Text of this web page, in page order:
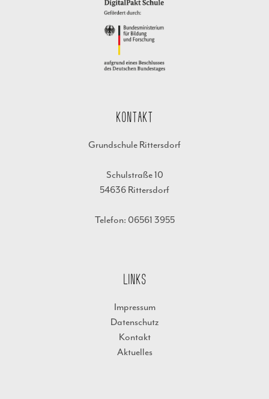
KONTAKT
Grundschule Rittersdorf
Schulstraße 10
54636 Rittersdorf
Telefon: 06561 3955
LINKS
Impressum
Datenschutz
Kontakt
Aktuelles